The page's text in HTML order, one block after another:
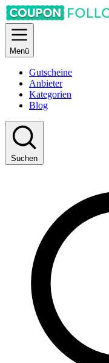
Menü
Gutscheine
Anbieter
Kategorien
Blog
Suchen